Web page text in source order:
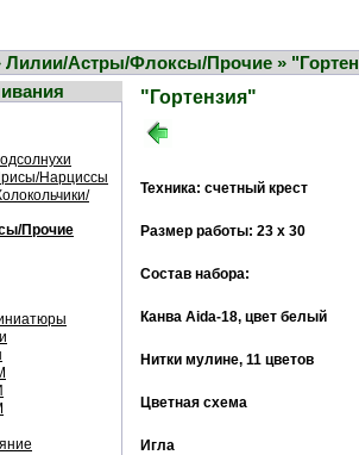
Лилии/Астры/Флоксы/Прочие »
Нарциссы
Прочие
"Гортензия"
Техника: счетный крест
Размер работы: 23 х 30
Состав набора:
Канва Aida-18, цвет белый
Нитки мулине, 11 цветов
Цветная схема
Игла